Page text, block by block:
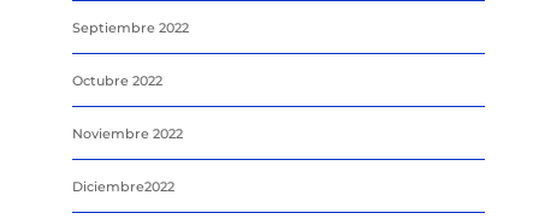
Septiembre 2022
Octubre 2022
Noviembre 2022
Diciembre2022